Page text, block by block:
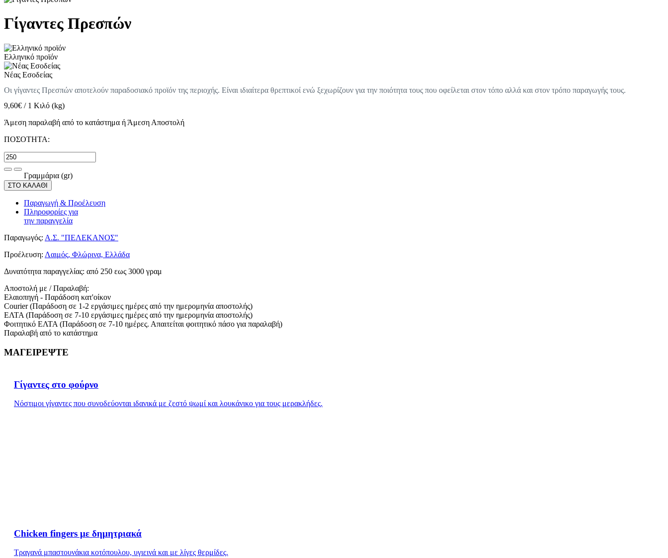
Γίγαντες Πρεσπών
Ελληνικό προϊόν
Νέας Εσοδείας
Οι γίγαντες Πρεσπών αποτελούν παραδοσιακό προϊόν της περιοχής. Είναι ιδιαίτερα θρεπτικοί ενώ ξεχωρίζουν για την ποιότητα τους που οφείλεται στον τόπο αλλά και στον τρόπο παραγωγής τους.
9,60€ / 1 Κιλό (kg)
Άμεση παραλαβή από το κατάστημα ή Άμεση Αποστολή
ΠΟΣΟΤΗΤΑ:
Γραμμάρια (gr)
ΣΤΟ ΚΑΛΑΘΙ
Παραγωγή & Προέλευση
Πληροφορίες για
την παραγγελία
Παραγωγός: Α.Σ. "ΠΕΛΕΚΑΝΟΣ"
Προέλευση: Λαιμός, Φλώρινα, Ελλάδα
Δυνατότητα παραγγελίας: από 250 εως 3000 γραμ
Αποστολή με / Παραλαβή:
Ελαιοπηγή - Παράδοση κατ'οίκον
Courier (Παράδοση σε 1-2 εργάσιμες ημέρες από την ημερομηνία αποστολής)
ΕΛΤΑ (Παράδοση σε 7-10 εργάσιμες ημέρες από την ημερομηνία αποστολής)
Φοιτητικό ΕΛΤΑ (Παράδοση σε 7-10 ημέρες. Απαιτείται φοιτητικό πάσο για παραλαβή)
Παραλαβή από το κατάστημα
ΜΑΓΕΙΡΕΨΤΕ
Γίγαντες στο φούρνο
Νόστιμοι γίγαντες που συνοδεύονται ιδανικά με ζεστό ψωμί και λουκάνικο για τους μερακλήδες.
Chicken fingers με δημητριακά
Τραγανά μπαστουνάκια κοτόπουλου, υγιεινά και με λίγες θερμίδες.